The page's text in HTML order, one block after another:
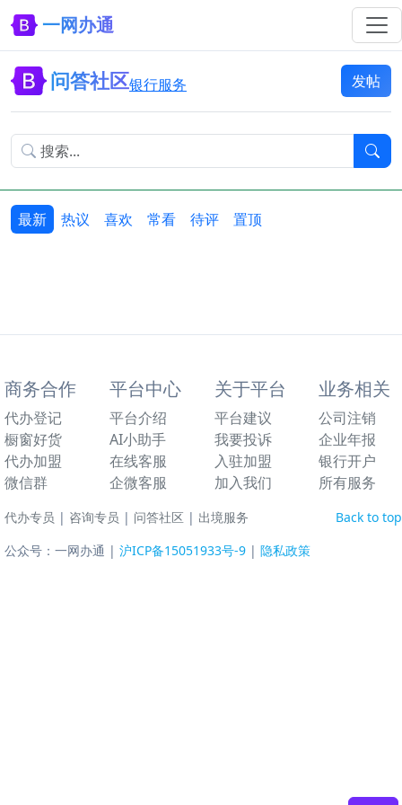
一网办通
问答社区银行服务 发帖
最新 热议 喜欢 常看 待评 置顶
商务合作
代办登记
橱窗好货
代办加盟
微信群
平台中心
平台介绍
AI小助手
在线客服
企微客服
关于平台
平台建议
我要投诉
入驻加盟
加入我们
业务相关
公司注销
企业年报
银行开户
所有服务
Back to top
代办专员 | 咨询专员 | 问答社区 | 出境服务
公众号：一网办通 | 沪ICP备15051933号-9 | 隐私政策